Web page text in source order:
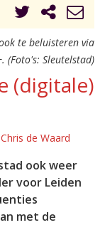
te beluisteren via
(Foto's: Sleutelstad)
(digitale)
Chris de Waard
ook weer
voor Leiden
met de